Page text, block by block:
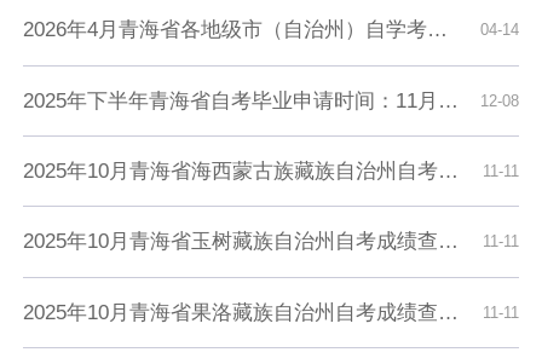
04-14
2026年4月青海省各地级市（自治州）自学考试成绩查询时间及入口汇总
12-08
2025年下半年青海省自考毕业申请时间：11月25日9时至11月28日12时
11-11
2025年10月青海省海西蒙古族藏族自治州自考成绩查询时间：11月12日9时起
11-11
2025年10月青海省玉树藏族自治州自考成绩查询时间：11月12日9时起
11-11
2025年10月青海省果洛藏族自治州自考成绩查询时间：11月12日9时起